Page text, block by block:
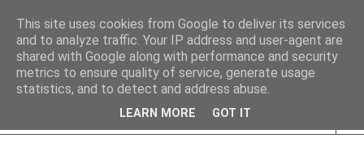
This site uses cookies from Google to deliver its services
and to analyze traffic. Your IP address and user-agent are
shared with Google along with performance and security
metrics to ensure quality of service, generate usage
statistics, and to detect and address abuse.
LEARN MORE GOT IT